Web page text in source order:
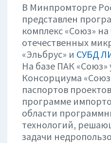
В Минпромторге
представлен
комплекс «Союз» на
отечественных
«Эльбрус» и СУБД
На базе ПАК «Союз»
Консорциума
паспортов
программе
области
технологий,
задачи